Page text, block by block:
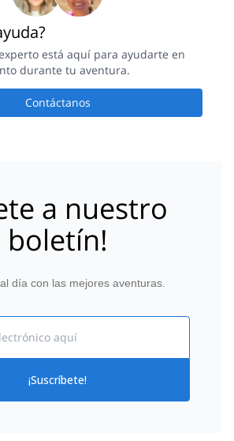
está aquí para ayudarte en
durante tu aventura.
Contáctanos
a nuestro
boletín!
día con las mejores aventuras.
¡Suscríbete!